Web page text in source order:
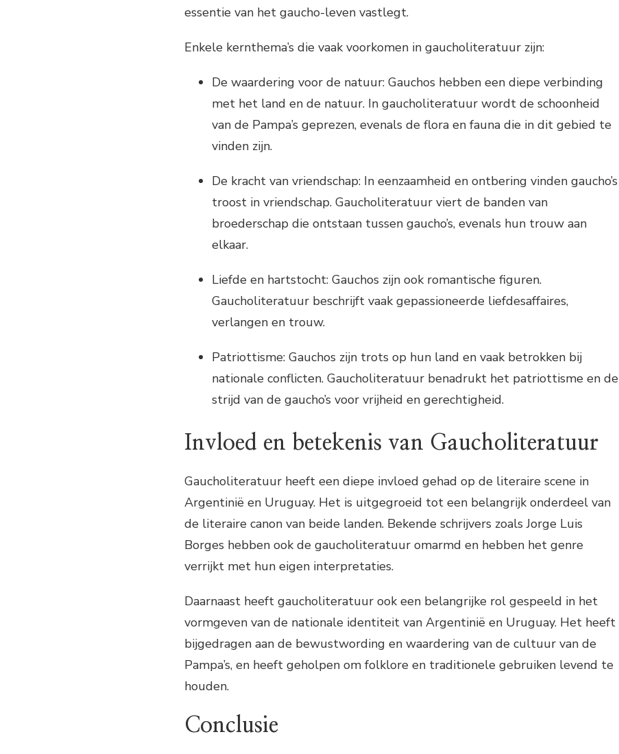
essentie van het gaucho-leven vastlegt.
Enkele kernthema’s die vaak voorkomen in gaucholiteratuur zijn:
De waardering voor de natuur: Gauchos hebben een diepe verbinding
met het land en de natuur. In gaucholiteratuur wordt de schoonheid
van de Pampa’s geprezen, evenals de flora en fauna die in dit gebied te
vinden zijn.
De kracht van vriendschap: In eenzaamheid en ontbering vinden gaucho’s
troost in vriendschap. Gaucholiteratuur viert de banden van
broederschap die ontstaan ​​tussen gaucho’s, evenals hun trouw aan
elkaar.
Liefde en hartstocht: Gauchos zijn ook romantische figuren.
Gaucholiteratuur beschrijft vaak gepassioneerde liefdesaffaires,
verlangen en trouw.
Patriottisme: Gauchos zijn trots op hun land en vaak betrokken bij
nationale conflicten. Gaucholiteratuur benadrukt het patriottisme en de
strijd van de gaucho’s voor vrijheid en gerechtigheid.
Invloed en betekenis van Gaucholiteratuur
Gaucholiteratuur heeft een diepe invloed gehad op de literaire scene in
Argentinië en Uruguay. Het is uitgegroeid tot een belangrijk onderdeel van
de literaire canon van beide landen. Bekende schrijvers zoals Jorge Luis
Borges hebben ook de gaucholiteratuur omarmd en hebben het genre
verrijkt met hun eigen interpretaties.
Daarnaast heeft gaucholiteratuur ook een belangrijke rol gespeeld in het
vormgeven van de nationale identiteit van Argentinië en Uruguay. Het heeft
bijgedragen aan de bewustwording en waardering van de cultuur van de
Pampa’s, en heeft geholpen om folklore en traditionele gebruiken levend te
houden.
Conclusie